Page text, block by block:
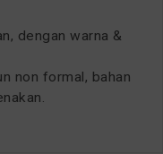
dengan warna &
non formal, bahan